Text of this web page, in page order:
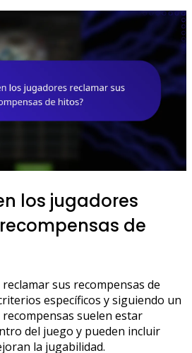
los jugadores
de
sus recompensas de
específicos y siguiendo un
suelen estar
del juego y pueden incluir
la jugabilidad.